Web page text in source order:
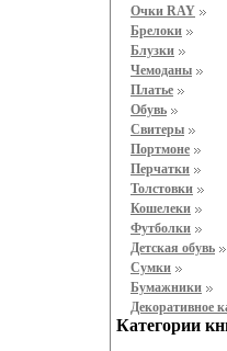
Очки RAY
Брелоки
Блузки
Чемоданы
Платье
Обувь
Свитеры
Портмоне
Перчатки
Толстовки
Кошелеки
Футболки
Детская обувь
Cумки
Бумажники
Декоративное
Категории